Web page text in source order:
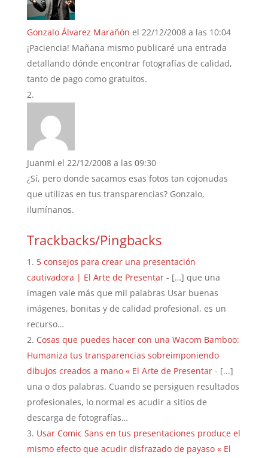
Gonzalo Álvarez Marañón el 22/12/2008 a las 10:04
¡Paciencia! Mañana mismo publicaré una entrada
detallando dónde encontrar fotografías de calidad,
tanto de pago como gratuitos.
Juanmi el 22/12/2008 a las 09:30
¿Sí, pero donde sacamos esas fotos tan cojonudas
que utilizas en tus transparencias? Gonzalo,
ilumínanos.
Trackbacks/Pingbacks
5 consejos para crear una presentación
cautivadora | El Arte de Presentar- […] que una
imagen vale más que mil palabras Usar buenas
imágenes, bonitas y de calidad profesional, es un
recurso…
Cosas que puedes hacer con una Wacom Bamboo:
Humaniza tus transparencias sobreimponiendo
dibujos creados a mano « El Arte de Presentar- [...]
una o dos palabras. Cuando se persiguen resultados
profesionales, lo normal es acudir a sitios de
descarga de fotografías…
Usar Comic Sans en tus presentaciones produce el
mismo efecto que acudir disfrazado de payaso « El